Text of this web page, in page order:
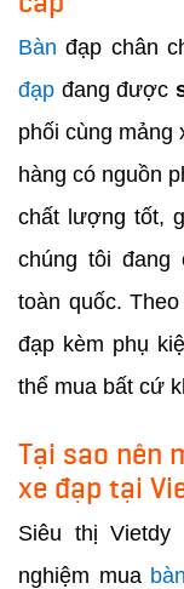
Bàn đạp chân
đạp đang được
phối cùng mảng
hàng có nguồn
chất lượng tốt,
chúng tôi đang
toàn quốc.
đạp kèm phụ
thể mua bất cứ
Tại sao nên
xe đạp tại
Siêu thị Vietdy
nghiệm mua